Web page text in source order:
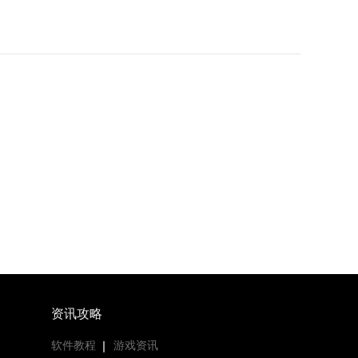
资讯攻略
软件教程 游戏资讯